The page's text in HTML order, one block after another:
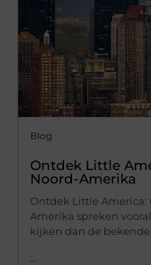
Blog
Ontdek Little
Noord-Amerika
Ontdek Little America:
Amerika spreken
kijken dan de